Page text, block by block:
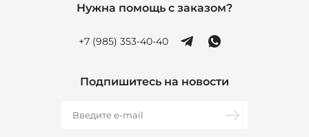
Нужна помощь с заказом?
+7 (985) 353-40-40
Подпишитесь на новости